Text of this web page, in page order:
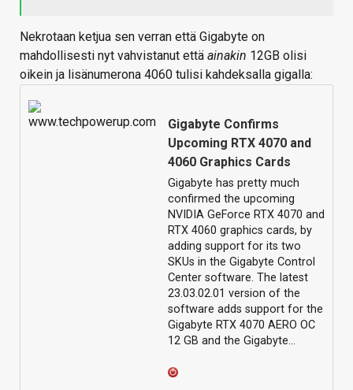
Nekrotaan ketjua sen verran että Gigabyte on
mahdollisesti nyt vahvistanut että ainakin 12GB olisi
oikein ja lisänumerona 4060 tulisi kahdeksalla gigalla:
Gigabyte Confirms
Upcoming RTX 4070 and
4060 Graphics Cards
Gigabyte has pretty much
confirmed the upcoming
NVIDIA GeForce RTX 4070 and
RTX 4060 graphics cards, by
adding support for its two
SKUs in the Gigabyte Control
Center software. The latest
23.03.02.01 version of the
software adds support for the
Gigabyte RTX 4070 AERO OC
12 GB and the Gigabyte…